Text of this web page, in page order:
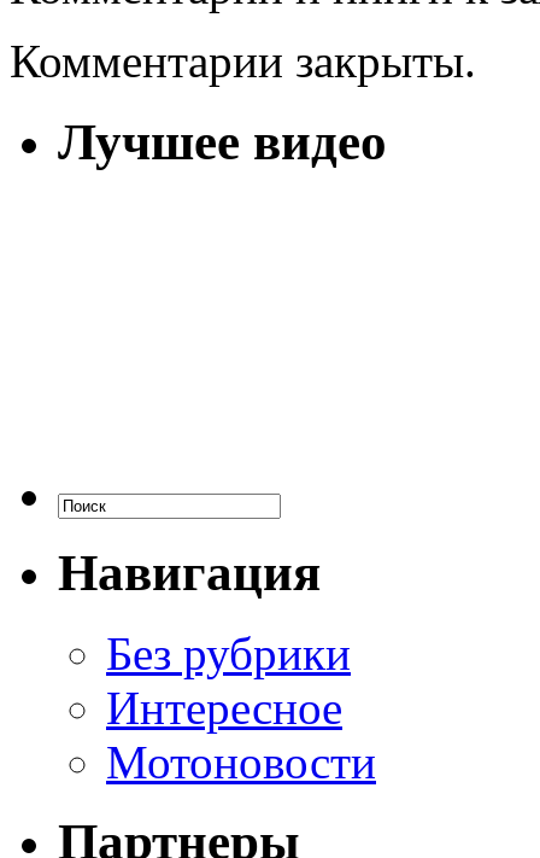
Комментарии закрыты.
Лучшее видео
Навигация
Без рубрики
Интересное
Мотоновости
Партнеры